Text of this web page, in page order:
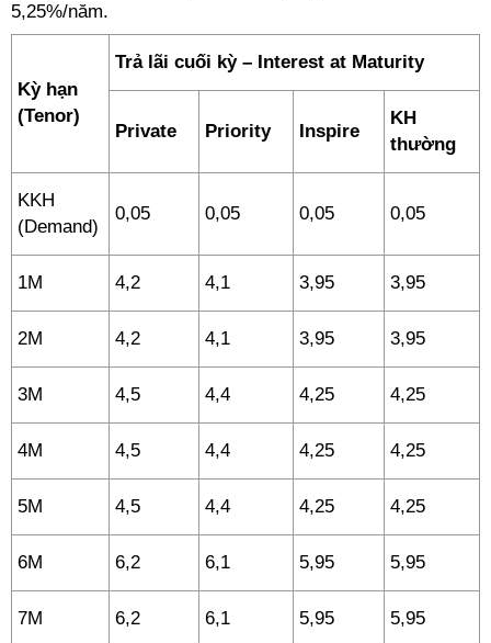
5,25%/năm.
Kỳ hạn
(Tenor)
Trả lãi cuối kỳ – Interest at Maturity
Private Priority Inspire
KH
thường
KKH
(Demand)
0,05 0,05 0,05 0,05
1M 4,2 4,1 3,95 3,95
2M 4,2 4,1 3,95 3,95
3M 4,5 4,4 4,25 4,25
4M 4,5 4,4 4,25 4,25
5M 4,5 4,4 4,25 4,25
6M 6,2 6,1 5,95 5,95
7M 6,2 6,1 5,95 5,95